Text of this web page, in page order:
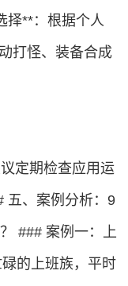
择**：根据个人
打怪、装备合成
定期检查应用运
五、案例分析：9
### 案例一：上
的上班族，平时